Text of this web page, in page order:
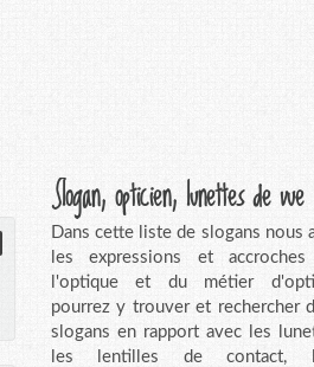
Slogan, opticien, lunettes de vue
Dans cette liste de slogans nous
les expressions et
l'optique et du métier
pourrez y trouver et rechercher
slogans en rapport avec les
les lentilles de contact,